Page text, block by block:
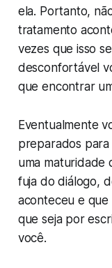
ela. Portanto,
tratamento
vezes que isso
desconfortável
que encontrar
Eventualmente
preparados
uma maturidade
fuja do diálogo,
aconteceu e
que seja por
você.